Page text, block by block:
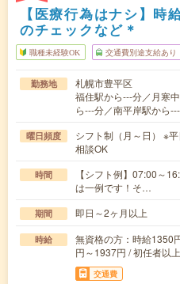
【医療行為はナシ】時
のチェックなど＊
職種未経験OK 交通費別途支給あり
勤務地
札幌市豊平区
福住駅から---分／月寒
ら---分／南平岸駅から
曜日頻度
シフト制（月～日） ※
相談OK
時間
【シフト例】07:00～
は一例です！そ…
期間 即日～2ヶ月以上
時給
無資格の方：時給1350
円～1937円 / 初任者以
交通費